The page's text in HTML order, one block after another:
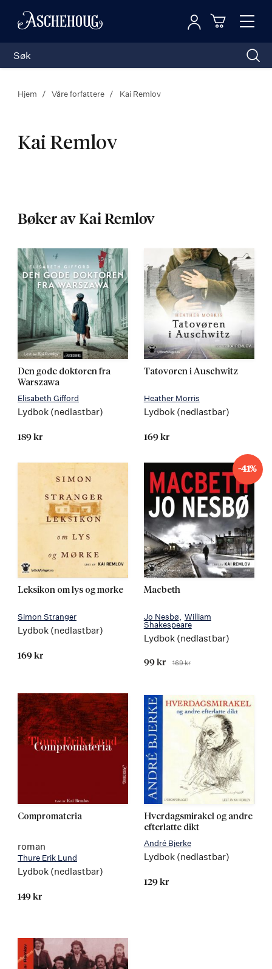
Toggle
Logg inn
Hjem Våre forfattere Kai Remlov
Kai Remlov
Bøker av Kai Remlov
Den gode doktoren fra
Warszawa
Elisabeth Gifford
Lydbok (nedlastbar)
189 kr
Tatovøren i Auschwitz
Heather Morris
Lydbok (nedlastbar)
169 kr
Leksikon om lys og mørke
Simon Stranger
Lydbok (nedlastbar)
169 kr
-41%
Macbeth
Jo Nesbø
William
Shakespeare
Lydbok (nedlastbar)
Tilbudspris
99 kr Før
169 kr
Compromateria
roman
Thure Erik Lund
Lydbok (nedlastbar)
149 kr
Hverdagsmirakel og andre
efterlatte dikt
André Bjerke
Lydbok (nedlastbar)
129 kr